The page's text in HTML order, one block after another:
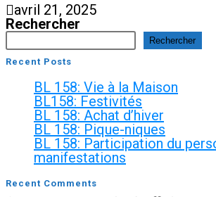
avril 21, 2025
Rechercher
Rechercher
Recent Posts
BL 158: Vie à la Maison
BL158: Festivités
BL 158: Achat d’hiver
BL 158: Pique-niques
BL 158: Participation du
manifestations
Recent Comments